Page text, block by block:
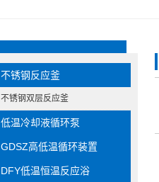
不锈钢反应釜
不锈钢双层反应釜
低温冷却液循环泵
GDSZ高低温循环装置
DFY低温恒温反应浴